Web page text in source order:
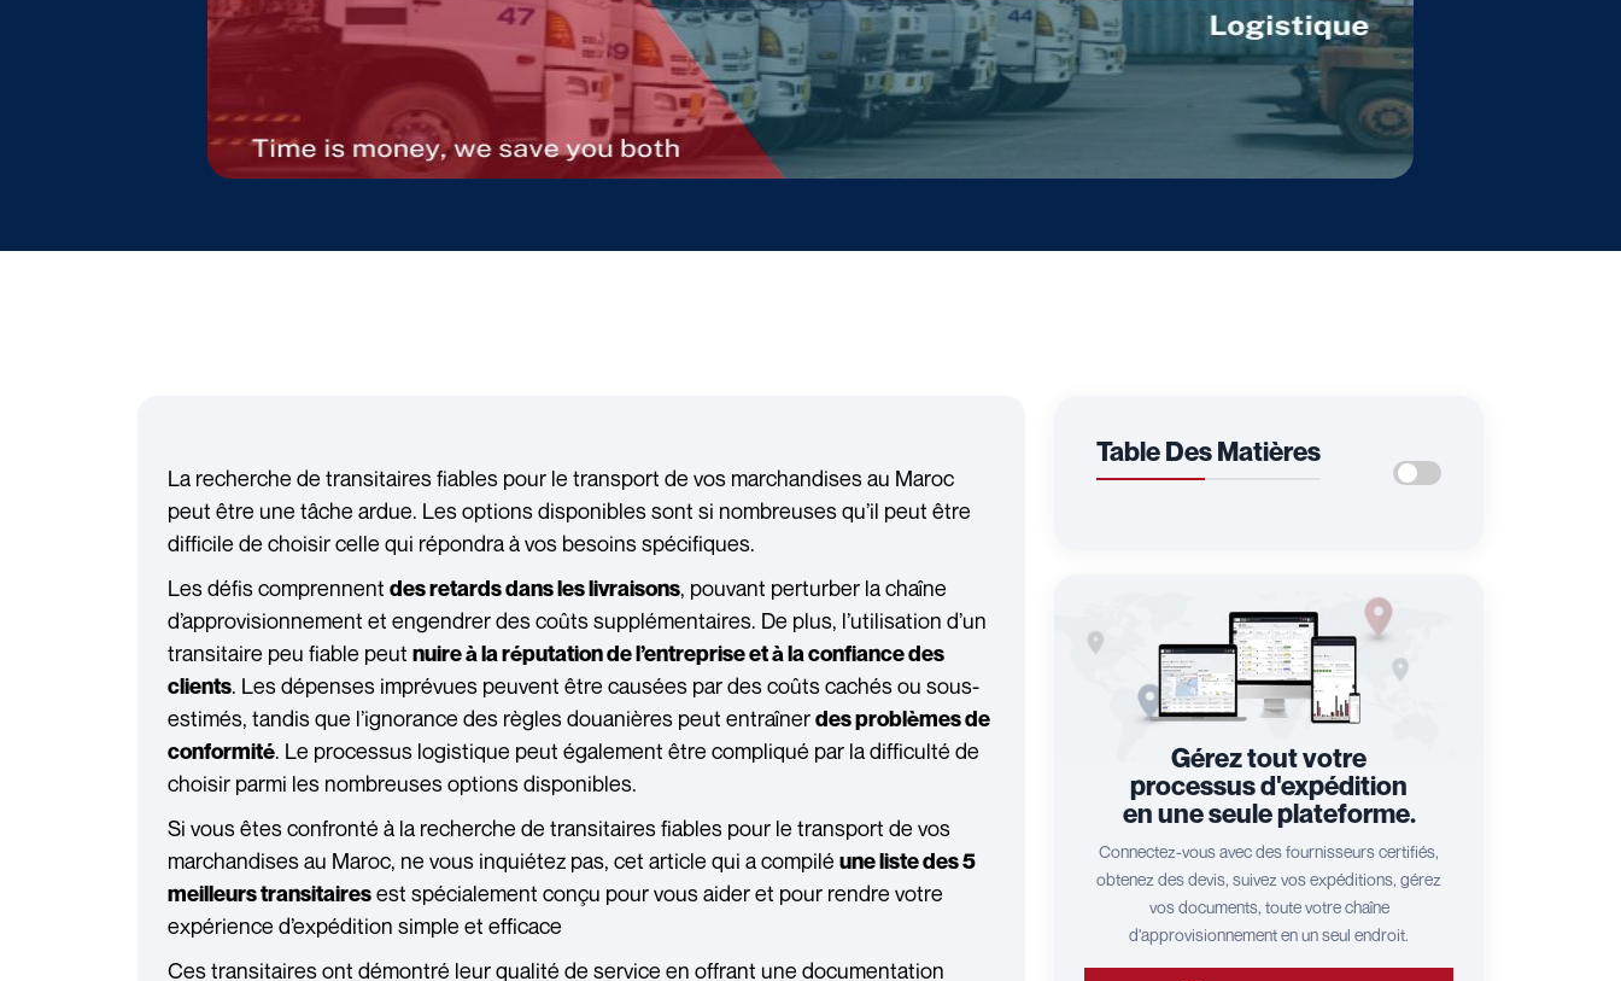
La recherche de transitaires fiables pour le transport de vos marchandises au Maroc
peut être une tâche ardue. Les options disponibles sont si nombreuses qu’il peut être
difficile de choisir celle qui répondra à vos besoins spécifiques.
Les défis comprennent des retards dans les livraisons, pouvant perturber la chaîne
d’approvisionnement et engendrer des coûts supplémentaires. De plus, l’utilisation d’un
transitaire peu fiable peut nuire à la réputation de l’entreprise et à la confiance des
clients. Les dépenses imprévues peuvent être causées par des coûts cachés ou sous-
estimés, tandis que l’ignorance des règles douanières peut entraînerdes problèmes de
conformité. Le processus logistique peut également être compliqué par la difficulté de
choisir parmi les nombreuses options disponibles.
Si vous êtes confronté à la recherche de transitaires fiables pour le transport de vos
marchandises au Maroc, ne vous inquiétez pas, cet article qui a compilé une liste des 5
meilleurs transitairesest spécialement conçu pour vous aider et pour rendre votre
expérience d’expédition simple et efficace
Ces transitaires ont démontré leur qualité de service en offrant une documentation
Table Des Matières
Gérez tout votre
processus d'expédition
en une seule plateforme.
Connectez-vous avec des fournisseurs certifiés,
obtenez des devis, suivez vos expéditions, gérez
vos documents, toute votre chaîne
d'approvisionnement en un seul endroit.